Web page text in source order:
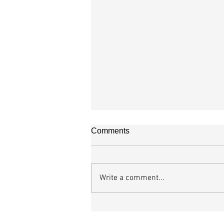
매일 묵상ㅣ시편 38:20-22
[시38:20-22] 또 악으로 선을 대신
Comments
Write a comment...